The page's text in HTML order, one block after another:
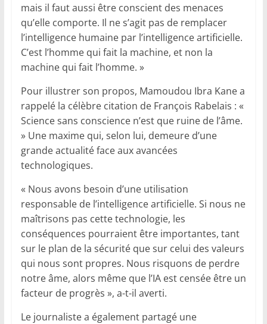
mais il faut aussi être conscient des menaces
qu’elle comporte. Il ne s’agit pas de remplacer
l’intelligence humaine par l’intelligence artificielle.
C’est l’homme qui fait la machine, et non la
machine qui fait l’homme. »
Pour illustrer son propos, Mamoudou Ibra Kane a
rappelé la célèbre citation de François Rabelais : «
Science sans conscience n’est que ruine de l’âme.
» Une maxime qui, selon lui, demeure d’une
grande actualité face aux avancées
technologiques.
« Nous avons besoin d’une utilisation
responsable de l’intelligence artificielle. Si nous ne
maîtrisons pas cette technologie, les
conséquences pourraient être importantes, tant
sur le plan de la sécurité que sur celui des valeurs
qui nous sont propres. Nous risquons de perdre
notre âme, alors même que l’IA est censée être un
facteur de progrès », a-t-il averti.
Le journaliste a également partagé une